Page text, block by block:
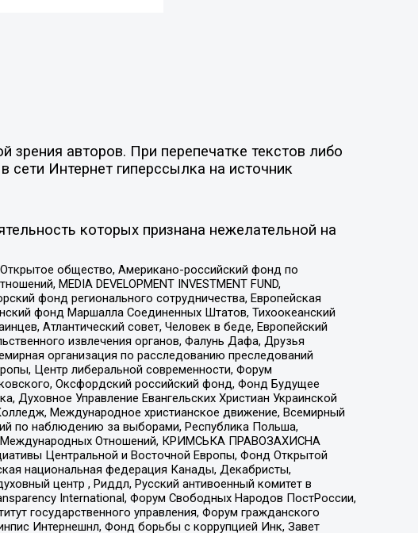
авторов. При перепечатке текстов либо
сети Интернет гиперссылка на источник
которых признана нежелательной на
общество, Американо-российский фонд по
MEDIA DEVELOPMENT INVESTMENT FUND,
фонд регионального сотрудничества, Европейская
фонд Маршалла Соединенных Штатов, Тихоокеанский
Атлантический совет, Человек в беде, Европейский
извлечения органов, Фалунь Дафа, Друзья
организация по расследованию преследований
Центр либеральной современности, Форум
Оксфордский российский фонд, Фонд Будущее
Управление Евангельских Христиан Украинской
Международное христианское движение, Всемирный
по наблюдению за выборами, Республика Польша,
Международных Отношений, КРИМСЬКА ПРАВОЗАХИСНА
Центральной и Восточной Европы, Фонд Открытой
национальная федерация Канады, Декабристы,
центр , Риддл, Русский антивоенный комитет в
International, Форум Свободных Народов ПостРоссии,
государственного управления, Форум гражданского
Интернешнл, Фонд борьбы с коррупцией Инк, Завет